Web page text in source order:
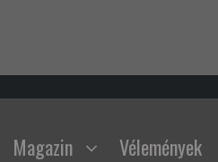
Magazin Vélemények